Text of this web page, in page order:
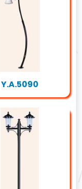
Y.A.5090